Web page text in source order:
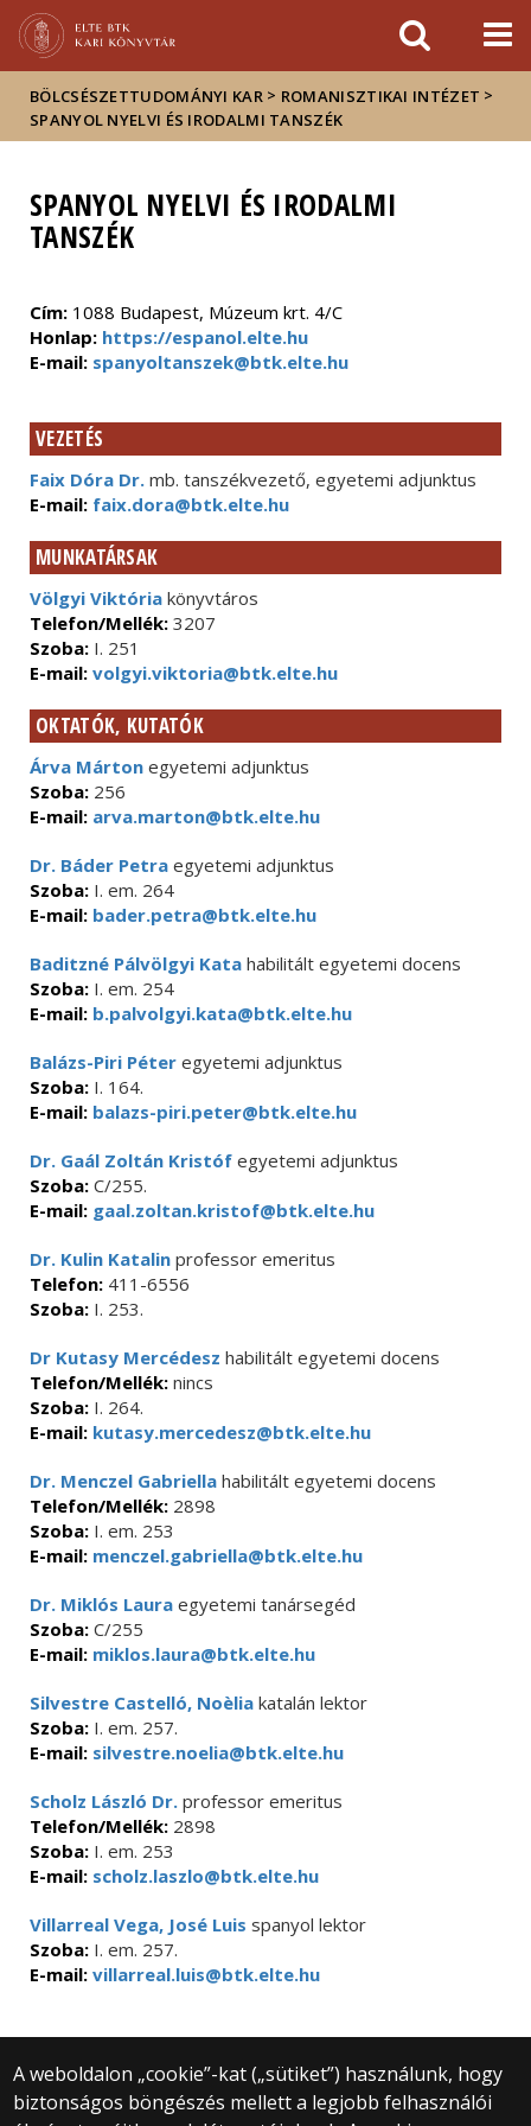
sajtóban
BÖLCSÉSZETTUDOMÁNYI KAR > ROMANISZTIKAI INTÉZET >
SPANYOL NYELVI ÉS IRODALMI TANSZÉK
SPANYOL NYELVI ÉS IRODALMI
TANSZÉK
Cím: 1088 Budapest, Múzeum krt. 4/C
Honlap: https://espanol.elte.hu
E-mail: spanyoltanszek@btk.elte.hu
VEZETÉS
Faix Dóra Dr. mb. tanszékvezető, egyetemi adjunktus
E-mail: faix.dora@btk.elte.hu
MUNKATÁRSAK
Völgyi Viktória könyvtáros
Telefon/Mellék: 3207
Szoba: I. 251
E-mail: volgyi.viktoria@btk.elte.hu
OKTATÓK, KUTATÓK
Árva Márton egyetemi adjunktus
Szoba: 256
E-mail: arva.marton@btk.elte.hu
Dr. Báder Petra egyetemi adjunktus
Szoba: I. em. 264
E-mail: bader.petra@btk.elte.hu
Baditzné Pálvölgyi Kata habilitált egyetemi docens
Szoba: I. em. 254
E-mail: b.palvolgyi.kata@btk.elte.hu
Balázs-Piri Péter egyetemi adjunktus
Szoba: I. 164.
E-mail: balazs-piri.peter@btk.elte.hu
Dr. Gaál Zoltán Kristóf egyetemi adjunktus
Szoba: C/255.
E-mail: gaal.zoltan.kristof@btk.elte.hu
Dr. Kulin Katalin professor emeritus
Telefon: 411-6556
Szoba: I. 253.
Dr Kutasy Mercédesz habilitált egyetemi docens
Telefon/Mellék: nincs
Szoba: I. 264.
E-mail: kutasy.mercedesz@btk.elte.hu
Dr. Menczel Gabriella habilitált egyetemi docens
Telefon/Mellék: 2898
Szoba: I. em. 253
E-mail: menczel.gabriella@btk.elte.hu
Dr. Miklós Laura egyetemi tanársegéd
Szoba: C/255
E-mail: miklos.laura@btk.elte.hu
Silvestre Castelló, Noèlia katalán lektor
Szoba: I. em. 257.
E-mail: silvestre.noelia@btk.elte.hu
Scholz László Dr. professor emeritus
Telefon/Mellék: 2898
Szoba: I. em. 253
E-mail: scholz.laszlo@btk.elte.hu
Villarreal Vega, José Luis spanyol lektor
Szoba: I. em. 257.
E-mail: villarreal.luis@btk.elte.hu
A weboldalon „cookie”-kat („sütiket”) használunk, hogy
biztonságos böngészés mellett a legjobb felhasználói
© 2025 Eötvös Loránd Tudományegyetem